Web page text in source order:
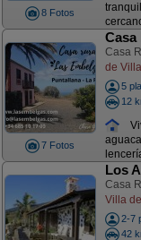
8 Fotos
7 Fotos
Casa
Casa
de
5
12
Los
Casa
Villa
2-7
42